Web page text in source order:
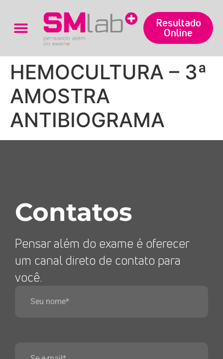
Resultado
Online
HEMOCULTURA – 3ª
AMOSTRA
ANTIBIOGRAMA
Contatos
Pensar além do exame é oferecer
um canal direto de contato para
você.